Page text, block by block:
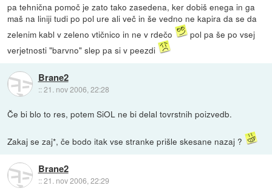
pa tehnična pomoč je zato tako zasedena, ker dobiš enega in ga
maš na liniji tudi po pol ure ali več in še vedno ne kapira da se da
zelenim kabl v zeleno vtičnico in ne v rdečo
pol pa še po vsej
verjetnosti "barvno" slep pa si v peezdi
Brane2
::21. nov 2006, 22:28
Če bi blo to res, potem SiOL ne bi delal tovrstnih poizvedb.
Zakaj se zaj*, če bodo itak vse stranke prišle skesane nazaj ?
Brane2
::21. nov 2006, 22:29